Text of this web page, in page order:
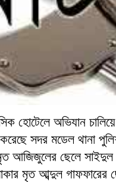
হোটেলে অভিযান
সদর মডেল থানা
আজিজুলের ছেলে
মৃত আব্দুল